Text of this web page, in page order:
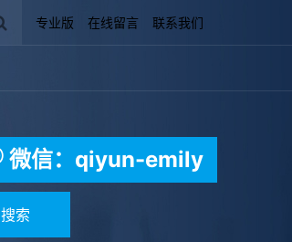
专业版 在线留言 联系我们
微信：qiyun-emily
搜索